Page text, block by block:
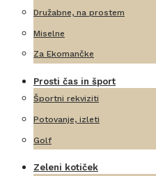
Družabne, na prostem
Miselne
Za Ekomančke
Prosti čas in šport
Športni rekviziti
Potovanje, izleti
Golf
Zeleni kotiček